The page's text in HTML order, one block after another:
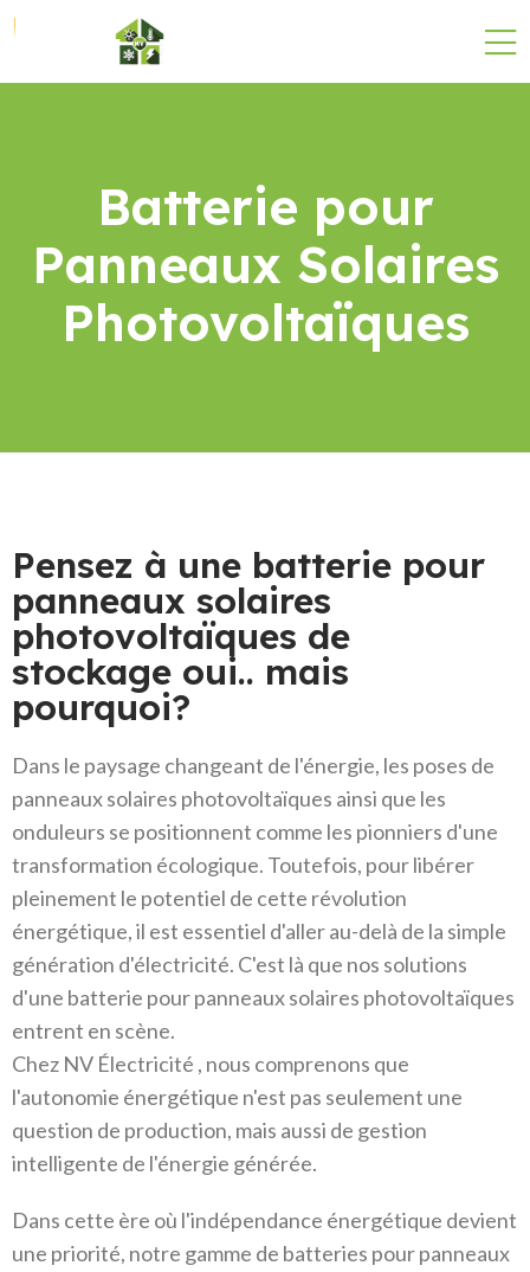
Batterie pour
Panneaux Solaires
Photovoltaïques
Pensez à une batterie pour
panneaux solaires
photovoltaïques de
stockage oui.. mais
pourquoi?
Dans le paysage changeant de l'énergie, les poses de
panneaux solaires photovoltaïques ainsi que les
onduleurs se positionnent comme les pionniers d'une
transformation écologique. Toutefois, pour libérer
pleinement le potentiel de cette révolution
énergétique, il est essentiel d'aller au-delà de la simple
génération d'électricité. C'est là que nos solutions
d'une batterie pour panneaux solaires photovoltaïques
entrent en scène.
Chez NV Électricité , nous comprenons que
l'autonomie énergétique n'est pas seulement une
question de production, mais aussi de gestion
intelligente de l'énergie générée.
Dans cette ère où l'indépendance énergétique devient
une priorité, notre gamme de batteries pour panneaux